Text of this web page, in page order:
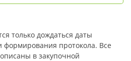
только дождаться даты
формирования протокола. Все
в закупочной